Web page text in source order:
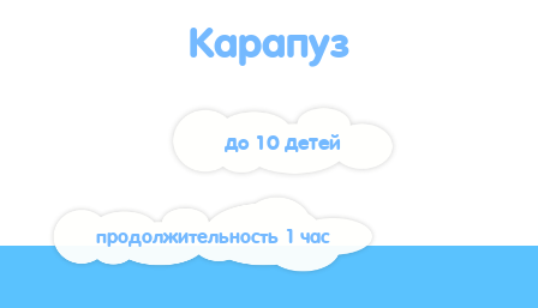
Карапуз
до 10 детей
продолжительность 1 час